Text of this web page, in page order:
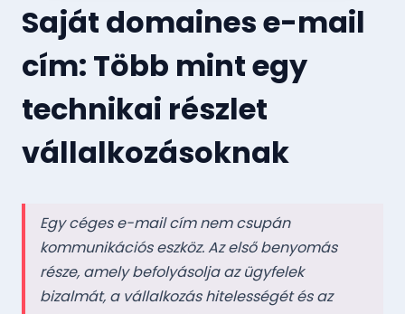
Saját domaines e-mail
cím: Több mint egy
technikai részlet
vállalkozásoknak
Egy céges e-mail cím nem csupán
kommunikációs eszköz. Az első benyomás
része, amely befolyásolja az ügyfelek
bizalmát, a vállalkozás hitelességét és az